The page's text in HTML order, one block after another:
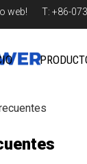
web! T: +86-